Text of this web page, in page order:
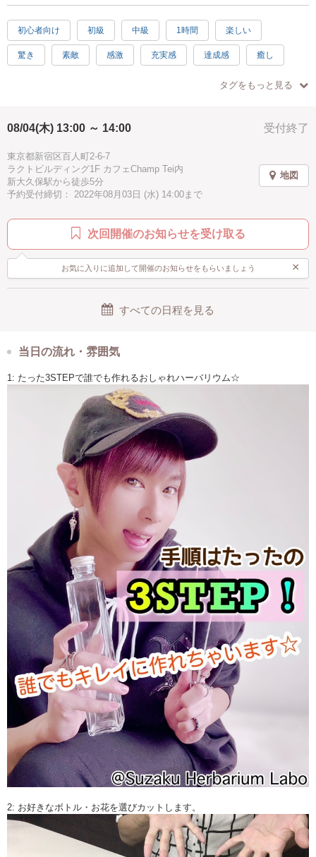
▶豊富な花材をお好きなだけ自由に選べます！
▶ドリンク1杯付き！制作後に併設のカフェ空間でまったり♪
(レッスン料に含まれています）
・サイズアップ(200ml)¥500
・ボトル追加(1本あたり)
150ml¥1,500
200ml¥2,000
・ボールペン(1本あたり)¥1,000
・ローズ使用¥500
※当日現金払い
【ハーバリウムとは】
ドライフラワーやプリザーブドフラワーといったお花を専用のオイルで
近年はインテリア雑貨として注目され、どこにでも置ける、細かなお手
ハンドメイド愛好家に人気のハーバリウム。
その理由は、・作り方がカンタン・自由にデザインできる・自分だけの
オリジナル作品・どこに置いてもオシャレ、など。
そして何より、お手入れ要らずで長く楽しむことができるためご自宅用/
ギフト用ともに重宝されています♪
【ひとこと】
初めての方でもわかりやすいよう、オリジナルテキストも用いて制作し
スタンスは、とにかくゆるく楽しく！
褒めて伸ばします（笑）
どんな方でもお気軽に遊びに来てくださいね^ ^
【スタジオについて】
新大久保駅より徒歩5分の立地！
カフェの中の仕切られた一角で開催しています。
都心でありながら、喧騒を忘れられる閑静なエリアに所在。
森の中にいるかのような緑豊かな内装の空間で、
リラックスしながら楽しんでお作りいただけます♪
初心者向け 初級 中級 1時間 楽しい
驚き 素敵 感激 充実感 達成感 癒し
お手頃
オリジナル かっこいい
男性歓迎 シニア歓迎
冬 春 夏 ホワイト
ブラック グレー アジアン 北欧
ハワイアン ヨーロピアン アメリカン アフリカン
駅近 徒歩5分以内 手ぶらOK ウェディング
タグをもっと見る
受付終了
08/04(木) 13:00 ～ 14:00
東京都新宿区百人町2-6-7
ラクトビルディング1F カフェChamp Tei内
新大久保駅から徒歩5分
予約受付締切： 2022年08月03日 (水) 14:00まで
地図
次回開催のお知らせを受け取る
お気に入りに追加して開催のお知らせをもらいましょう ×
すべての日程を見る
当日の流れ・雰囲気
1: たった3STEPで誰でも作れるおしゃれハーバリウム☆
2: お好きなボトル・お花を選びカットします。